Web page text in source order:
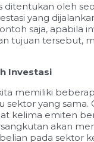
oleh
yang
saja,
tujuan
Investasi
memiliki
yang
kelima emiten
akan
pada